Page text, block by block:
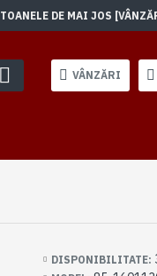
DE MAI JOS
VÂNZĂRI
DISPONIBILITATE: